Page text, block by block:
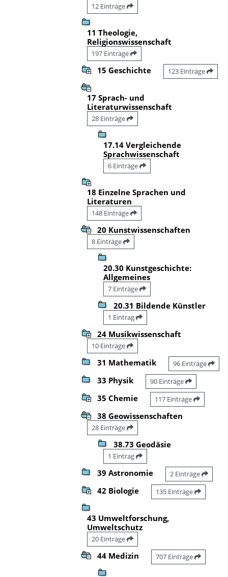
12 Einträge
11 Theologie,
Religionswissenschaft
197 Einträge
15 Geschichte 123 Einträge
17 Sprach- und
Literaturwissenschaft
28 Einträge
17.14 Vergleichende
Sprachwissenschaft
6 Einträge
18 Einzelne Sprachen und
Literaturen
148 Einträge
20 Kunstwissenschaften
8 Einträge
20.30 Kunstgeschichte:
Allgemeines
7 Einträge
20.31 Bildende Künstler
1 Eintrag
24 Musikwissenschaft
10 Einträge
31 Mathematik 96 Einträge
33 Physik 90 Einträge
35 Chemie 117 Einträge
38 Geowissenschaften
28 Einträge
38.73 Geodäsie
1 Eintrag
39 Astronomie 2 Einträge
42 Biologie 135 Einträge
43 Umweltforschung,
Umweltschutz
20 Einträge
44 Medizin 707 Einträge